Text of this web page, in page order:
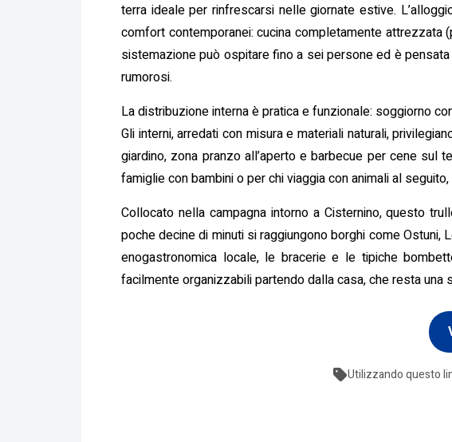
terra ideale per rinfrescarsi nelle giornate estive.
comfort contemporanei: cucina completamente attrezzata
sistemazione può ospitare fino a sei persone ed è
rumorosi.
La distribuzione interna è pratica e funzionale: soggiorno
Gli interni, arredati con misura e materiali naturali,
giardino, zona pranzo all’aperto e barbecue per cene sul
famiglie con bambini o per chi viaggia con animali al
Collocato nella campagna intorno a Cisternino, questo
poche decine di minuti si raggiungono borghi come
enogastronomica locale, le bracerie e le tipiche
facilmente organizzabili partendo dalla casa, che resta
Utilizzando questo